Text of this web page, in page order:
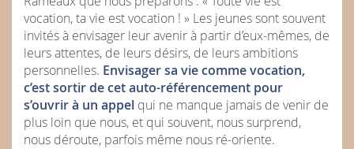
vocation, ta vie est vocation ! » Les jeunes sont souvent
invités à envisager leur avenir à partir d’eux-mêmes, de
leurs attentes, de leurs désirs, de leurs ambitions
personnelles. Envisager sa vie comme vocation,
c’est sortir de cet auto-référencement pour
s’ouvrir à un appel qui ne manque jamais de venir de
plus loin que nous, et qui souvent, nous surprend,
nous déroute, parfois même nous ré-oriente.